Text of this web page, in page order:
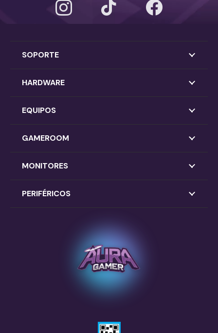
SOPORTE
HARDWARE
EQUIPOS
GAMEROOM
MONITORES
PERIFÉRICOS